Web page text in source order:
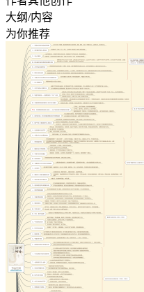
大纲/内容
为你推荐